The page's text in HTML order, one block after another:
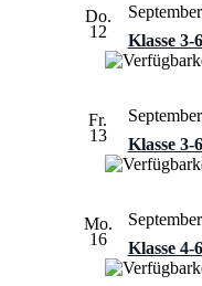
Do.
12
Klasse
Fr.
13
Klasse
Mo.
16
Klasse 4-